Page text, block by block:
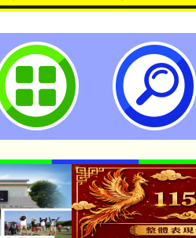
設計者：徐嘉